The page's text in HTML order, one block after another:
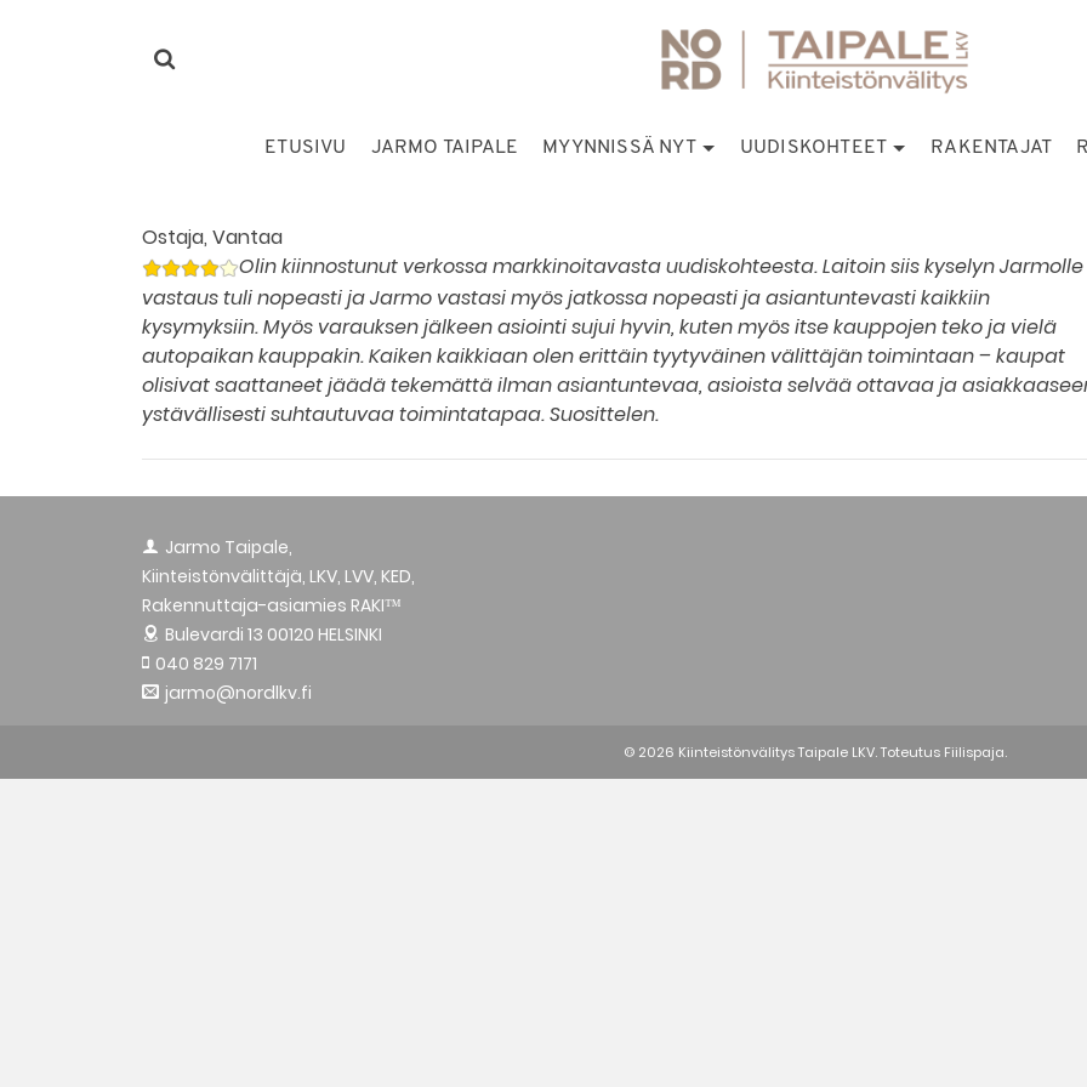
ETUSIVU JARMO TAIPALE MYYNNISSÄ NYT UUDISKOHTEET RAKENTAJAT
Ostaja, Vantaa
Olin kiinnostunut verkossa markkinoitavasta uudiskohteesta. Laitoin siis kyselyn
vastaus tuli nopeasti ja Jarmo vastasi myös jatkossa nopeasti ja asiantuntevasti kaikkiin
kysymyksiin. Myös varauksen jälkeen asiointi sujui hyvin, kuten myös itse kauppojen teko ja vielä
autopaikan kauppakin. Kaiken kaikkiaan olen erittäin tyytyväinen välittäjän toimintaan – kaupat
olisivat saattaneet jäädä tekemättä ilman asiantuntevaa, asioista selvää ottavaa ja
ystävällisesti suhtautuvaa toimintatapaa. Suosittelen.
Jarmo Taipale,
Kiinteistönvälittäjä, LKV, LVV, KED,
Rakennuttaja-asiamies RAKI™
Bulevardi 13 00120 HELSINKI
040 829 7171
jarmo@nordlkv.fi
© 2026 Kiinteistönvälitys Taipale LKV. Toteutus Fiilispaja.